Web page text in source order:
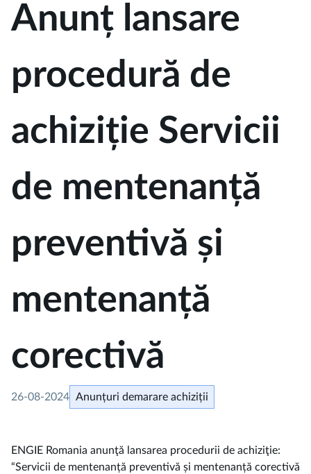
Anunț lansare
procedură de
achiziție Servicii
de mentenanță
preventivă și
mentenanță
corectivă
26-08-2024 Anunțuri demarare achiziții
ENGIE Romania anunţă lansarea procedurii de achiziţie:
“Servicii de mentenanță preventivă și mentenanță corectivă